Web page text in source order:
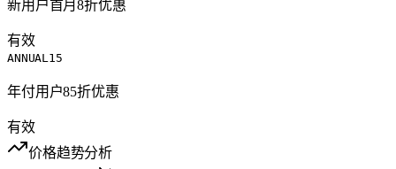
新用户首月8折优惠
有效
ANNUAL15
年付用户85折优惠
有效
价格趋势分析